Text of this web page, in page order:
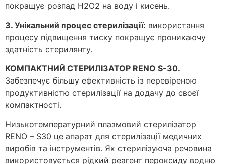
покращує розпад H2O2 на воду і кисень.
3. Унікальний процес стерилізації: використання
процесу підвищення тиску покращує проникаючу
здатність стерилянту.
КОМПАКТНИЙ СТЕРИЛІЗАТОР RENO S-30.
Забезпечує більшу ефективність із перевіреною
продуктивністю стерилізації на додачу до своєї
компактності.
Низькотемпературний плазмовий стерилізатор
RENO – S30 це апарат для стерилізації медичних
виробів та інструментів. Як стерилізуюча речовина
використовується рідкий реагент пероксиду водню